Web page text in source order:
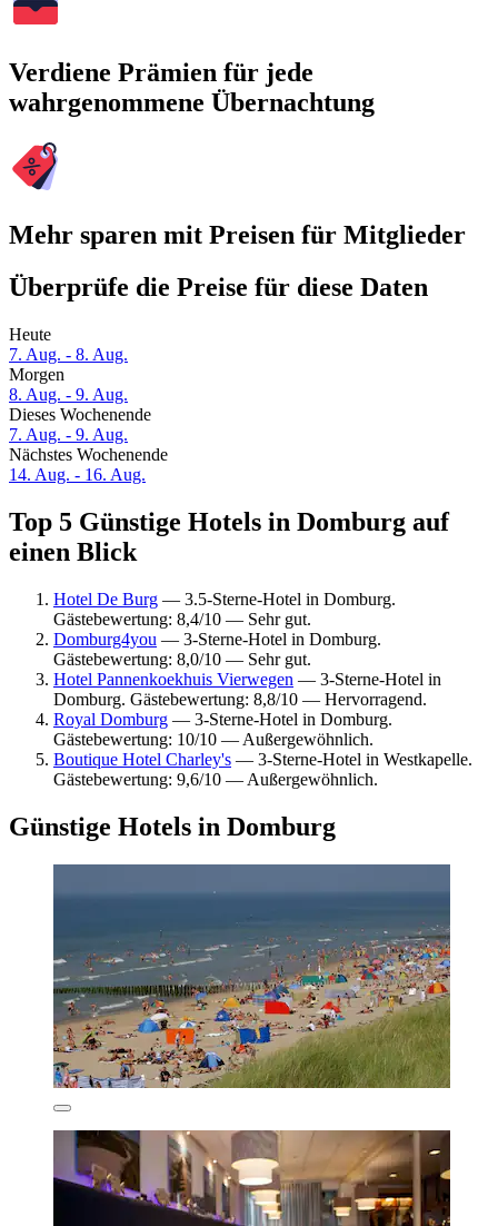
Verdiene Prämien für jede
wahrgenommene Übernachtung
Mehr sparen mit Preisen für Mitglieder
Überprüfe die Preise für diese Daten
Heute
7. Aug. - 8. Aug.
Morgen
8. Aug. - 9. Aug.
Dieses Wochenende
7. Aug. - 9. Aug.
Nächstes Wochenende
14. Aug. - 16. Aug.
Top 5 Günstige Hotels in Domburg auf
einen Blick
Hotel De Burg — 3.5-Sterne-Hotel in Domburg.
Gästebewertung: 8,4/10 — Sehr gut.
Domburg4you — 3-Sterne-Hotel in Domburg.
Gästebewertung: 8,0/10 — Sehr gut.
Hotel Pannenkoekhuis Vierwegen — 3-Sterne-Hotel in
Domburg. Gästebewertung: 8,8/10 — Hervorragend.
Royal Domburg — 3-Sterne-Hotel in Domburg.
Gästebewertung: 10/10 — Außergewöhnlich.
Boutique Hotel Charley's — 3-Sterne-Hotel in Westkapelle.
Gästebewertung: 9,6/10 — Außergewöhnlich.
Günstige Hotels in Domburg